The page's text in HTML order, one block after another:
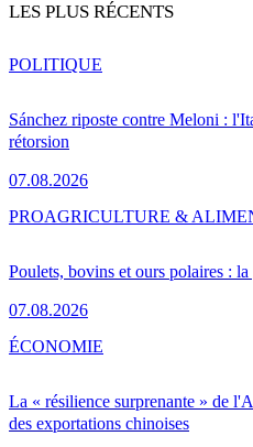
LES PLUS RÉCENTS
Sánchez riposte contre Meloni :
rétorsion
07.08.2026
POLITIQUE
Poulets, bovins et ours polaires :
07.08.2026
PROAGRICULTURE &
La « résilience surprenante » de
des exportations chinoises
ÉCONOMIE